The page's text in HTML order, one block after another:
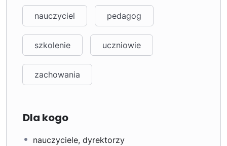
nauczyciel pedagog
szkolenie uczniowie
zachowania
Dla kogo
nauczyciele, dyrektorzy